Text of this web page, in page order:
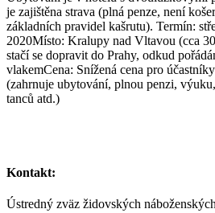
je zajištěna strava (plná penze, není
základních pravidel kašrutu). Termín:
2020Místo: Kralupy nad Vltavou (cca
stačí se dopravit do Prahy, odkud
vlakemCena: Snížená cena pro
(zahrnuje ubytování, plnou penzi,
tanců atd.)
Kontakt:
Ústredný zväz židovských